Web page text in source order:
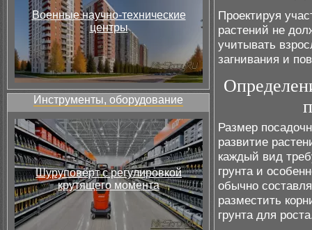
Военные научно-технические
центры
Инструменты, оборудование
Шуруповёрт с регулировкой
крутящего момента
Проектируя
растений не
учитывать
загнивания и
Размер
развитие
каждый вид
грунта и
обычно
разместить
грунта для